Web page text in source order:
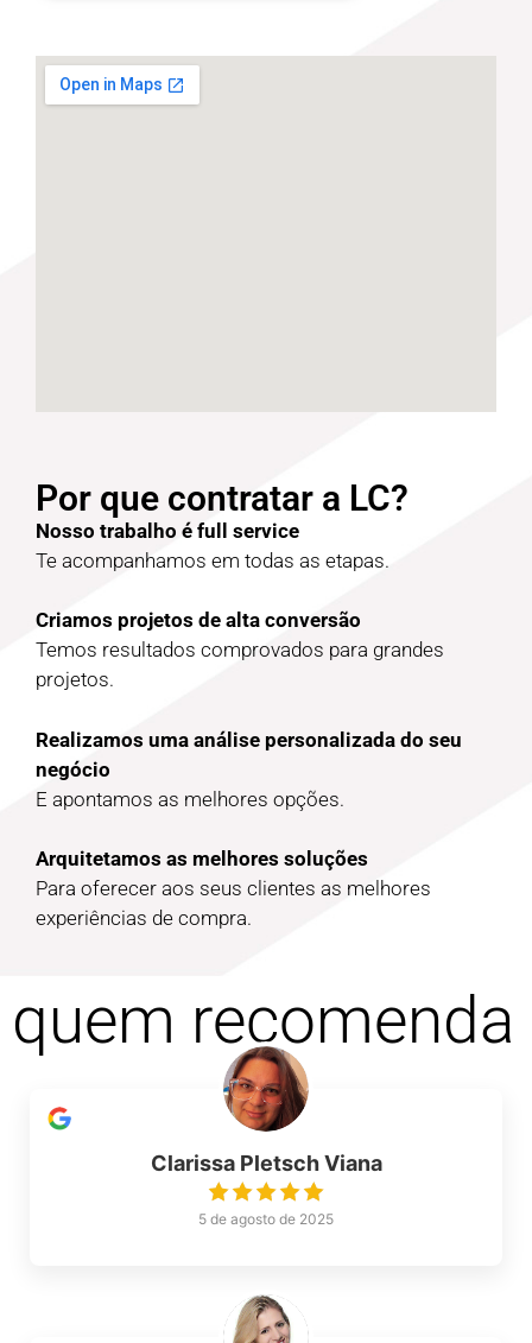
Por que contratar a LC?
Nosso trabalho é full service
Te acompanhamos em todas as etapas.
Criamos projetos de alta conversão
Temos resultados comprovados para grandes
projetos.
Realizamos uma análise personalizada do seu
negócio
E apontamos as melhores opções.
Arquitetamos as melhores soluções
Para oferecer aos seus clientes as melhores
experiências de compra.
quem recomenda
Clarissa Pletsch Viana
5 de agosto de 2025